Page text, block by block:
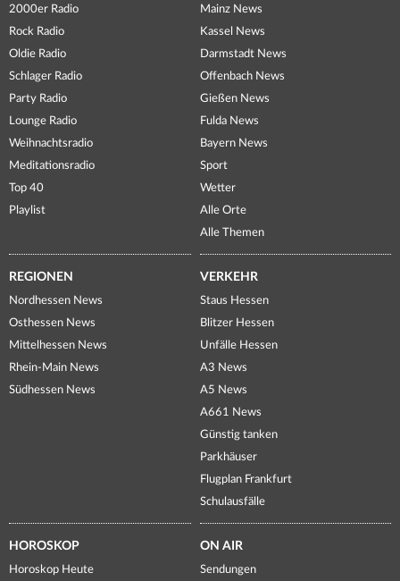
2000er Radio
Rock Radio
Oldie Radio
Schlager Radio
Party Radio
Lounge Radio
Weihnachtsradio
Meditationsradio
Top 40
Playlist
Mainz News
Kassel News
Darmstadt News
Offenbach News
Gießen News
Fulda News
Bayern News
Sport
Wetter
Alle Orte
Alle Themen
REGIONEN
Nordhessen News
Osthessen News
Mittelhessen News
Rhein-Main News
Südhessen News
VERKEHR
Staus Hessen
Blitzer Hessen
Unfälle Hessen
A3 News
A5 News
A661 News
Günstig tanken
Parkhäuser
Flugplan Frankfurt
Schulausfälle
HOROSKOP
Horoskop Heute
ON AIR
Sendungen